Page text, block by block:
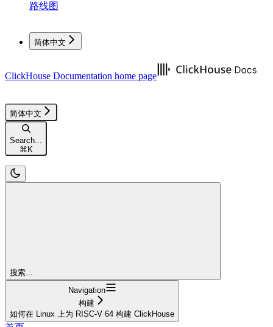
路线图
简体中文
ClickHouse Documentation home page
简体中文
Search...
⌘ K
搜索...
Navigation
构建
如何在 Linux 上为 RISC-V 64 构建 ClickHouse